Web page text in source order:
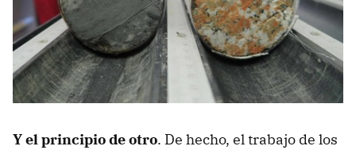
Y el principio de otro. De hecho, el trabajo de los